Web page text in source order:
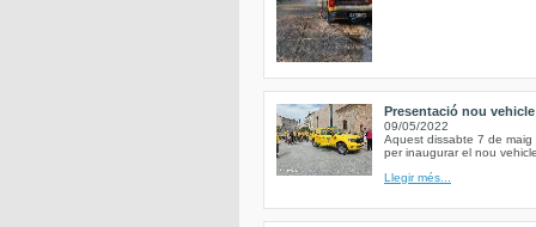
Presentació nou
09/05/2022
Aquest dissabte 7 de
per inaugurar el nou
Llegir més...